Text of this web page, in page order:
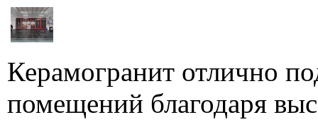
Керамогранит отлично
помещений благодаря